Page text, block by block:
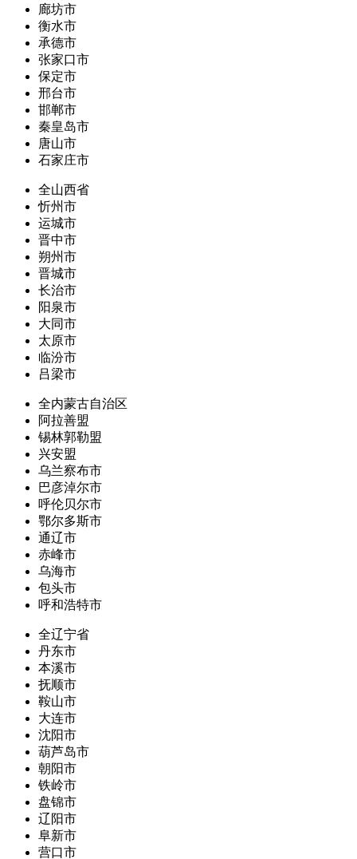
廊坊市
衡水市
承德市
张家口市
保定市
邢台市
邯郸市
秦皇岛市
唐山市
石家庄市
全山西省
忻州市
运城市
晋中市
朔州市
晋城市
长治市
阳泉市
大同市
太原市
临汾市
吕梁市
全内蒙古自治区
阿拉善盟
锡林郭勒盟
兴安盟
乌兰察布市
巴彦淖尔市
呼伦贝尔市
鄂尔多斯市
通辽市
赤峰市
乌海市
包头市
呼和浩特市
全辽宁省
丹东市
本溪市
抚顺市
鞍山市
大连市
沈阳市
葫芦岛市
朝阳市
铁岭市
盘锦市
辽阳市
阜新市
营口市